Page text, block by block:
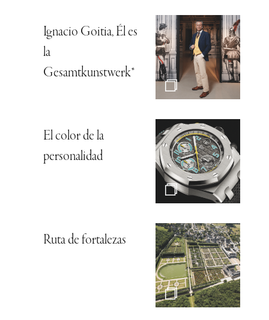
Ignacio Goitia, Él es
la
Gesamtkunstwerk*
El color de la
personalidad
Ruta de fortalezas